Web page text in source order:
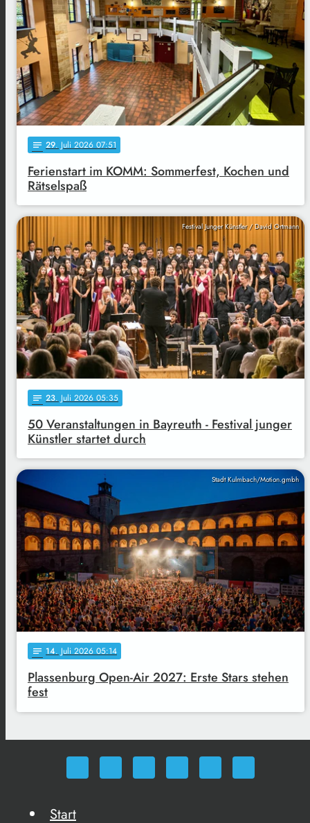
notes 29. Juli 2026 07:51
Ferienstart im KOMM: Sommerfest, Kochen und
Rätselspaß
Festival Junger Künstler / David Ortmann
notes 23. Juli 2026 05:35
50 Veranstaltungen in Bayreuth - Festival junger
Künstler startet durch
Stadt Kulmbach/Motion.gmbh
notes 14. Juli 2026 05:14
Plassenburg Open-Air 2027: Erste Stars stehen
fest
Start